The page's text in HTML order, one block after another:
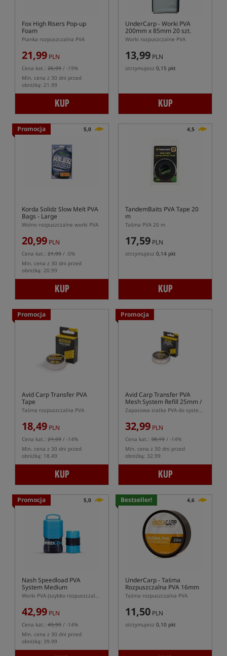
Fox High Risers Pop-up
Foam
Pianka rozpuszczalna PVA
21,99 PLN
Cena kat.: 26,99 / -19%
Min. cena z 30 dni przed
obniżką: 21.99
KUP
UnderCarp- Worki PVA
200mm x 85mm 20 szt.
Worki rozpuszczalne PVA
13,99 PLN
otrzymujesz 0,15 pkt
KUP
Promocja 5,0
Korda Solidz Slow Melt PVA
Bags - Large
Wolno rozpuszczalne worki PVA
20,99 PLN
Cena kat.: 21,99 / -5%
Min. cena z 30 dni przed
obniżką: 20.99
KUP
4,5
TandemBaits PVA Tape 20
m
Taśma PVA 20 m
17,59 PLN
otrzymujesz 0,14 pkt
KUP
Promocja
Avid Carp Transfer PVA
Tape
Taśma rozpuszczalna PVA
18,49 PLN
Cena kat.: 21,59 / -14%
Min. cena z 30 dni przed
obniżką: 18.49
KUP
Promocja
Avid Carp Transfer PVA
Mesh System Refill 25mm /
7m
Zapasowa siatka PVA do systemów o średnicy 25mm
32,99 PLN
Cena kat.: 38,19 / -14%
Min. cena z 30 dni przed
obniżką: 32.99
KUP
Promocja 5,0
Nash Speedload PVA
System Medium
Worki PVA (szybko rozpuszczalne) z systemem ładowania
42,99 PLN
Cena kat.: 49,99 / -14%
Min. cena z 30 dni przed
obniżką: 39.99
Bestseller! 4,6
UnderCarp- Taśma
Rozpuszczalna PVA 16mm
20m
Taśma rozpuszczalna PVA
11,50 PLN
otrzymujesz 0,10 pkt